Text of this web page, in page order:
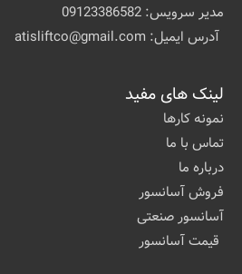
مدیر سرویس: 09123386582
آدرس ایمیل: atisliftco@gmail.com
لینک های مفید
نمونه کارها
تماس با ما
درباره ما
فروش آسانسور
آسانسور صنعتی
قیمت آسانسور